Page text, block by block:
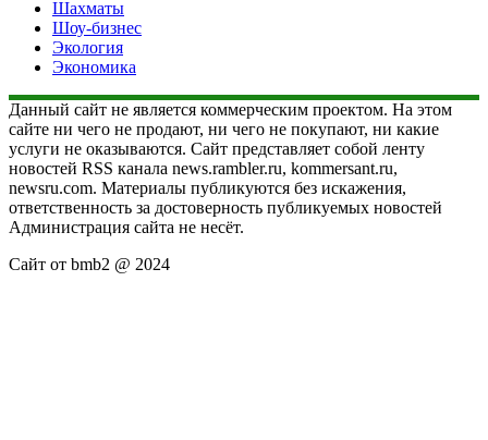
Шахматы
Шоу-бизнес
Экология
Экономика
Данный сайт не является коммерческим проектом. На этом
сайте ни чего не продают, ни чего не покупают, ни какие
услуги не оказываются. Сайт представляет собой ленту
новостей RSS канала news.rambler.ru, kommersant.ru,
newsru.com. Материалы публикуются без искажения,
ответственность за достоверность публикуемых новостей
Администрация сайта не несёт.
Сайт от bmb2 @ 2024